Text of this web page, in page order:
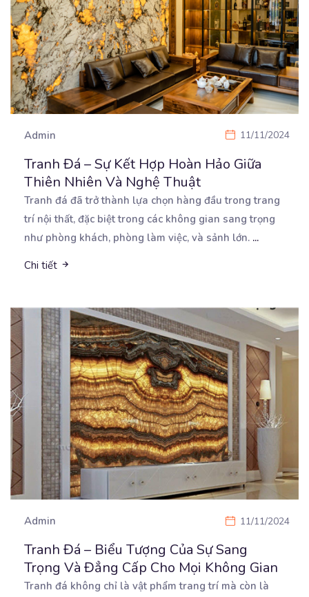
Admin 11/11/2024
Tranh Đá – Sự Kết Hợp Hoàn Hảo Giữa
Thiên Nhiên Và Nghệ Thuật
Tranh đá đã trở thành lựa chọn hàng đầu trong trang
trí nội thất, đặc biệt trong các không gian sang trọng
như phòng khách, phòng làm việc, và sảnh lớn. ...
Chi tiết
Admin 11/11/2024
Tranh Đá – Biểu Tượng Của Sự Sang
Trọng Và Đẳng Cấp Cho Mọi Không Gian
Tranh đá không chỉ là vật phẩm trang trí mà còn là